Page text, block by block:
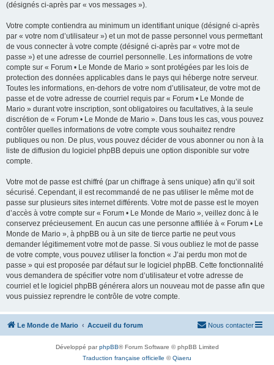
(désignés ci-après par « vos messages »).
Votre compte contiendra au minimum un identifiant unique (désigné ci-après
par « votre nom d’utilisateur ») et un mot de passe personnel vous permettant
de vous connecter à votre compte (désigné ci-après par « votre mot de
passe ») et une adresse de courriel personnelle. Les informations de votre
compte sur « Forum • Le Monde de Mario » sont protégées par les lois de
protection des données applicables dans le pays qui héberge notre serveur.
Toutes les informations, en-dehors de votre nom d’utilisateur, de votre mot de
passe et de votre adresse de courriel requis par « Forum • Le Monde de
Mario » durant votre inscription, sont obligatoires ou facultatives, à la seule
discrétion de « Forum • Le Monde de Mario ». Dans tous les cas, vous pouvez
contrôler quelles informations de votre compte vous souhaitez rendre
publiques ou non. De plus, vous pouvez décider de vous abonner ou non à la
liste de diffusion du logiciel phpBB depuis une option disponible sur votre
compte.
Votre mot de passe est chiffré (par un chiffrage à sens unique) afin qu’il soit
sécurisé. Cependant, il est recommandé de ne pas utiliser le même mot de
passe sur plusieurs sites internet différents. Votre mot de passe est le moyen
d’accès à votre compte sur « Forum • Le Monde de Mario », veillez donc à le
conservez précieusement. En aucun cas une personne affiliée à « Forum • Le
Monde de Mario », à phpBB ou à un site de tierce partie ne peut vous
demander légitimement votre mot de passe. Si vous oubliez le mot de passe
de votre compte, vous pouvez utiliser la fonction « J’ai perdu mon mot de
passe » qui est proposée par défaut sur le logiciel phpBB. Cette fonctionnalité
vous demandera de spécifier votre nom d’utilisateur et votre adresse de
courriel et le logiciel phpBB générera alors un nouveau mot de passe afin que
vous puissiez reprendre le contrôle de votre compte.
Le Monde de Mario Accueil du forum Nous contacter
Développé parphpBB® Forum Software © phpBB Limited
Traduction française officielle ©Qiaeru